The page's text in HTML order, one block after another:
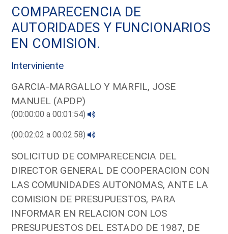
COMPARECENCIA DE
AUTORIDADES Y FUNCIONARIOS
EN COMISION.
Interviniente
GARCIA-MARGALLO Y MARFIL, JOSE
MANUEL (APDP)
(00:00:00 a 00:01:54)
(00:02:02 a 00:02:58)
SOLICITUD DE COMPARECENCIA DEL
DIRECTOR GENERAL DE COOPERACION CON
LAS COMUNIDADES AUTONOMAS, ANTE LA
COMISION DE PRESUPUESTOS, PARA
INFORMAR EN RELACION CON LOS
PRESUPUESTOS DEL ESTADO DE 1987, DE